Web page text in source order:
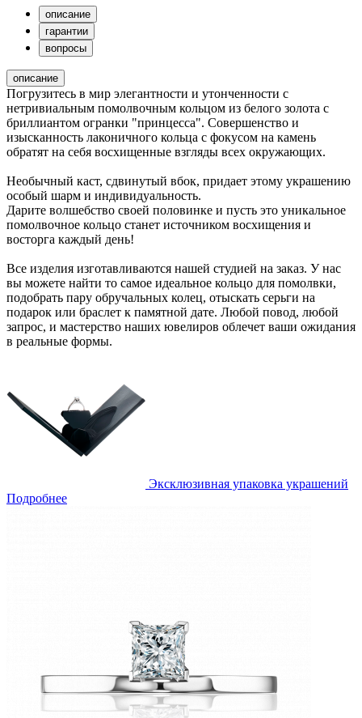
описание
гарантии
вопросы
описание
Погрузитесь в мир элегантности и утонченности с
нетривиальным помолвочным кольцом из белого золота с
бриллиантом огранки "принцесса". Совершенство и
изысканность лаконичного кольца с фокусом на камень
обратят на себя восхищенные взгляды всех окружающих.
Необычный каст, сдвинутый вбок, придает этому украшению
особый шарм и индивидуальность.
Дарите волшебство своей половинке и пусть это уникальное
помолвочное кольцо станет источником восхищения и
восторга каждый день!
Все изделия изготавливаются нашей студией на заказ. У нас
вы можете найти то самое идеальное кольцо для помолвки,
подобрать пару обручальных колец, отыскать серьги на
подарок или браслет к памятной дате. Любой повод, любой
запрос, и мастерство наших ювелиров облечет ваши ожидания
в реальные формы.
Эксклюзивная упаковка украшений
Подробнее